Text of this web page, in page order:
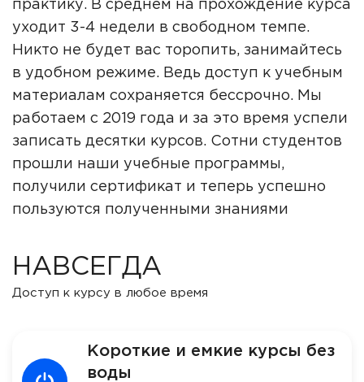
практику. В среднем на прохождение курса
уходит 3-4 недели в свободном темпе.
Никто не будет вас торопить, занимайтесь
в удобном режиме. Ведь доступ к учебным
материалам сохраняется бессрочно. Мы
работаем с 2019 года и за это время успели
записать десятки курсов. Сотни студентов
прошли наши учебные программы,
получили сертификат и теперь успешно
пользуются полученными знаниями
НАВСЕГДА
Доступ к курсу в любое время
Короткие и емкие курсы без
воды